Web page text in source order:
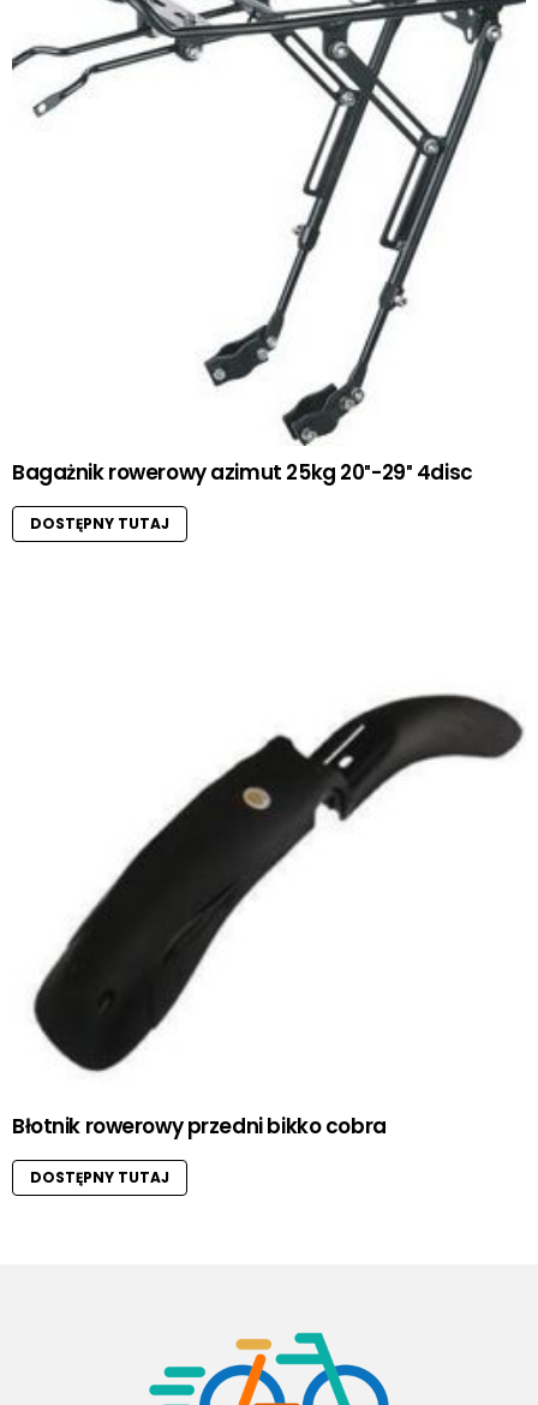
Bagażnik rowerowy azimut 25kg 20″-29″ 4disc
DOSTĘPNY TUTAJ
Błotnik rowerowy przedni bikko cobra
DOSTĘPNY TUTAJ